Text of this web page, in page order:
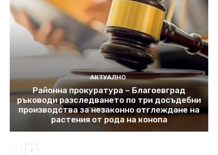
АКТУАЛНО
Районна прокуратура – Благоевград
ръководи разследването по три досъдебни
производства за незаконно отглеждане на
растения от рода на конопа